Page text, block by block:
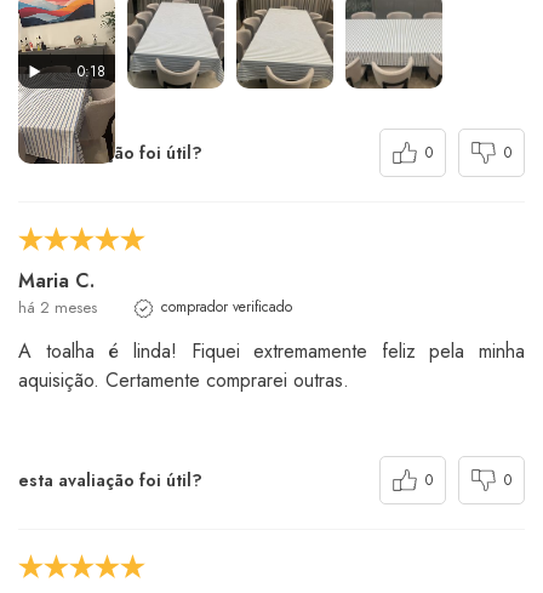
0:18
esta avaliação foi útil? 0 0
Maria C.
há 2 meses comprador verificado
A toalha é linda! Fiquei extremamente feliz pela minha
aquisição. Certamente comprarei outras.
esta avaliação foi útil? 0 0